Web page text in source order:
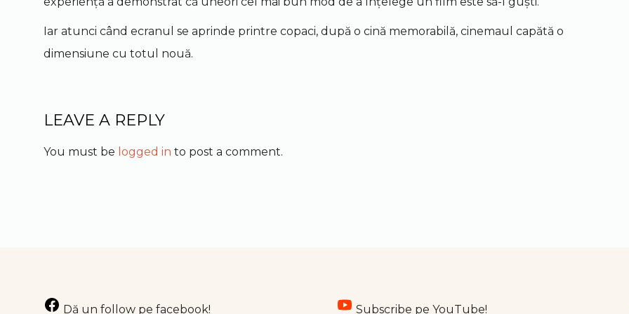
Iar atunci când ecranul se aprinde printre copaci, după o cină memorabilă, cinemaul capătă o
dimensiune cu totul nouă.
LEAVE A REPLY
You must be logged in to post a comment.
Facebook
Dă un follow pe facebook! Youtube
Subscribe pe YouTube!